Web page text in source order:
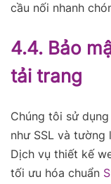
cầu nối nhanh
4.4. Bảo
tải trang
Chúng tôi sử
như SSL và
Dịch vụ thiết kế
tối ưu hóa chuẩn